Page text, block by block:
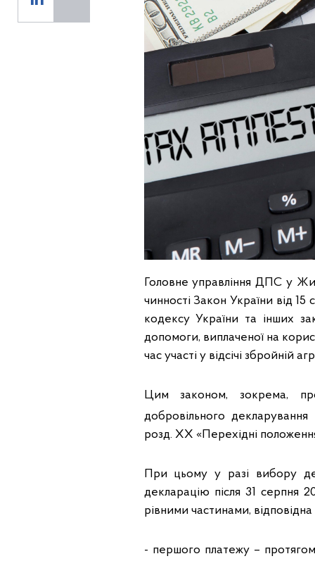
Головне управління ДПС у
чинності Закон України від
кодексу України та інших
допомоги, виплаченої на
час участі у відсічі збройній
Цим законом, зокрема,
добровільного
розд. XX «Перехідні
При цьому у разі вибору
декларацію після 31 серпня
рівними частинами,
- першого платежу –